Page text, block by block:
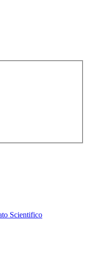
Scientifico